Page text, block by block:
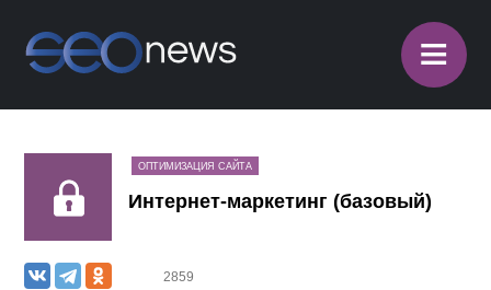
≡
ОПТИМИЗАЦИЯ САЙТА
Интернет-маркетинг (базовый)
2859